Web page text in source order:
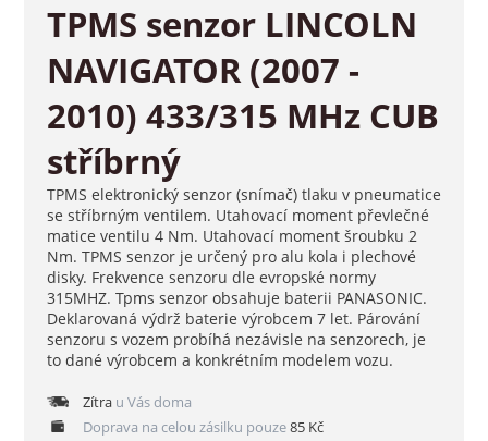
TPMS senzor LINCOLN
NAVIGATOR (2007 -
2010) 433/315 MHz CUB
stříbrný
TPMS elektronický senzor (snímač) tlaku v pneumatice
se stříbrným ventilem. Utahovací moment převlečné
matice ventilu 4 Nm. Utahovací moment šroubku 2
Nm. TPMS senzor je určený pro alu kola i plechové
disky. Frekvence senzoru dle evropské normy
315MHZ. Tpms senzor obsahuje baterii PANASONIC.
Deklarovaná výdrž baterie výrobcem 7 let. Párování
senzoru s vozem probíhá nezávisle na senzorech, je
to dané výrobcem a konkrétním modelem vozu.
Zítrau Vás doma
Doprava na celou zásilku pouze85 Kč